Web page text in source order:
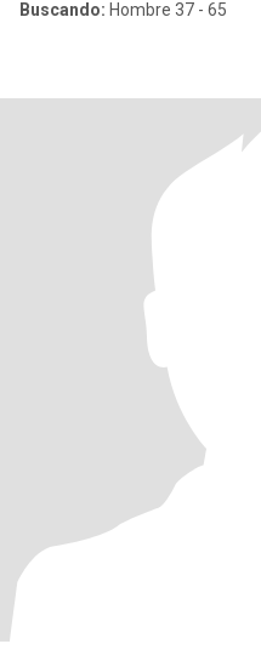
Buscando: Hombre 37 - 65